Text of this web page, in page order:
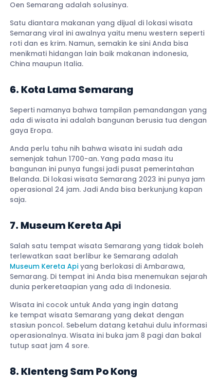
Oen Semarang adalah solusinya.
Satu diantara makanan yang dijual di lokasi wisata
Semarang viral ini awalnya yaitu menu western seperti
roti dan es krim. Namun, semakin ke sini Anda bisa
menikmati hidangan lain baik makanan indonesia,
China maupun Italia.
6. Kota Lama Semarang
Seperti namanya bahwa tampilan pemandangan yang
ada di wisata ini adalah bangunan berusia tua dengan
gaya Eropa.
Anda perlu tahu nih bahwa wisata ini sudah ada
semenjak tahun 1700-an. Yang pada masa itu
bangunan ini punya fungsi jadi pusat pemerintahan
Belanda. Di lokasi wisata Semarang 2023 ini punya jam
operasional 24 jam. Jadi Anda bisa berkunjung kapan
saja.
7. Museum Kereta Api
Salah satu tempat wisata Semarang yang tidak boleh
terlewatkan saat berlibur ke Semarang adalah
Museum Kereta Api yang berlokasi di Ambarawa,
Semarang. Di tempat ini Anda bisa menemukan sejarah
dunia perkeretaapian yang ada di Indonesia.
Wisata ini cocok untuk Anda yang ingin datang
ke tempat wisata Semarang yang dekat dengan
stasiun poncol. Sebelum datang ketahui dulu informasi
operasionalnya. Wisata ini buka jam 8 pagi dan bakal
tutup saat jam 4 sore.
8. Klenteng Sam Po Kong